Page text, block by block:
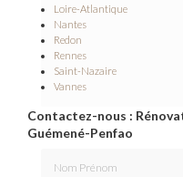
Loire-Atlantique
Nantes
Redon
Rennes
Saint-Nazaire
Vannes
Contactez-nous :
Guémené-Penfao